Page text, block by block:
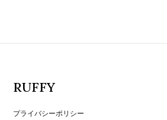
RUFFY
プライバシーポリシー